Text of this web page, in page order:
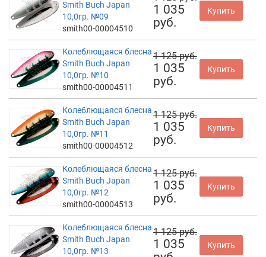
Smith Buch Japan
10,0гр. №09
smith00-00004510
1 035
руб.
Купить
Колеблющаяся блесна
Smith Buch Japan
10,0гр. №10
smith00-00004511
1 125 руб.
1 035
руб.
Купить
Колеблющаяся блесна
Smith Buch Japan
10,0гр. №11
smith00-00004512
1 125 руб.
1 035
руб.
Купить
Колеблющаяся блесна
Smith Buch Japan
10,0гр. №12
smith00-00004513
1 125 руб.
1 035
руб.
Купить
Колеблющаяся блесна
Smith Buch Japan
10,0гр. №13
1 125 руб.
1 035
Купить